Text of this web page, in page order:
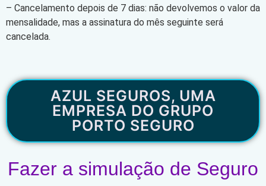
– Cancelamento depois de 7 dias: não devolvemos o valor da
mensalidade, mas a assinatura do mês seguinte será
cancelada.
AZUL SEGUROS, UMA
EMPRESA DO GRUPO
PORTO SEGURO
Fazer a simulação de Seguro